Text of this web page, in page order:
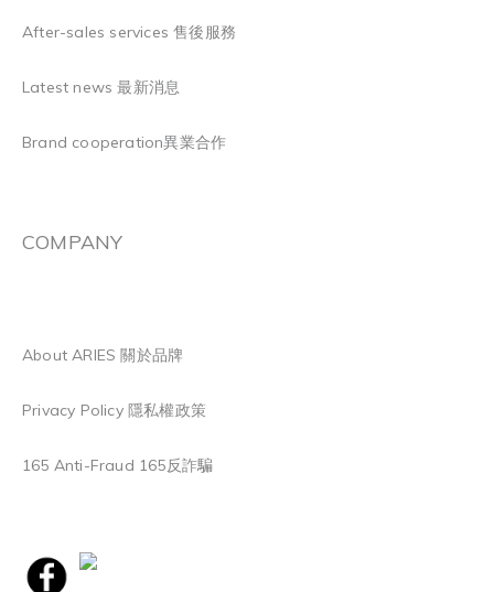
After-sales services 售後服務
Latest news 最新消息
Brand cooperation異業合作
COMPANY
About ARIES 關於品牌
Privacy Policy 隱私權政策
165 Anti-Fraud 165反詐騙